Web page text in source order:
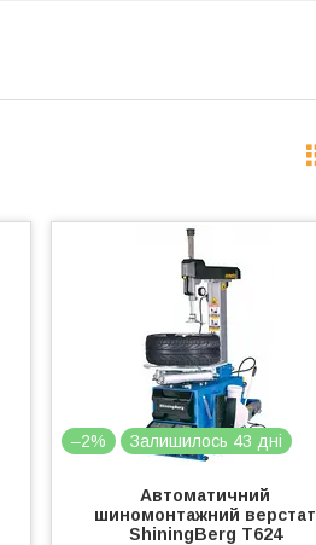
–2% Залишилось 43 дні
Автоматичний
шиномонтажний верстат
ShiningBerg T624